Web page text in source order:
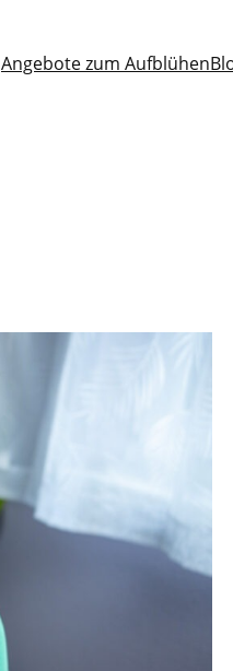
Angebote zum Aufblühen